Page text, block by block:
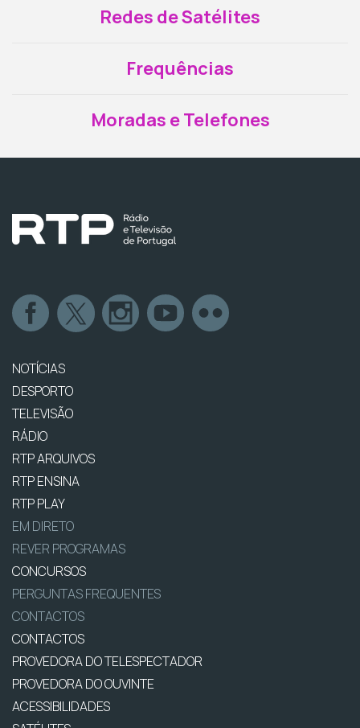
Redes de Satélites
Frequências
Moradas e Telefones
NOTÍCIAS
DESPORTO
TELEVISÃO
RÁDIO
RTP ARQUIVOS
RTP ENSINA
RTP PLAY
EM DIRETO
REVER PROGRAMAS
CONCURSOS
PERGUNTAS FREQUENTES
CONTACTOS
CONTACTOS
PROVEDORA DO TELESPECTADOR
PROVEDORA DO OUVINTE
ACESSIBILIDADES